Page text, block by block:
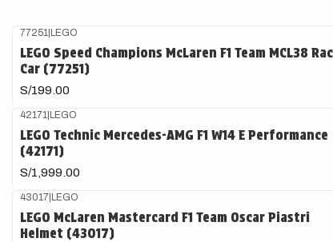
77251 |LEGO
LEGO Speed Champions McLaren F1 Team MCL38
Car (77251)
S/199.00
42171 |LEGO
LEGO Technic Mercedes-AMG F1 W14 E Performance
(42171)
S/1,999.00
43017|LEGO
LEGO McLaren Mastercard F1 Team Oscar Piastri
Helmet (43017)